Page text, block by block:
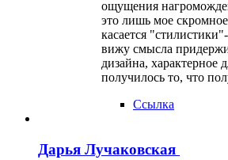
ощущения
это лишь мое
касается
вижу смысла
дизайна,
получилось то, что
Ссылка
Дарья Лучаковская